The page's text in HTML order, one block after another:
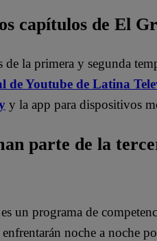
capítulos de El
de la primera y segunda
de Youtube de Latina
y la app para dispositivos
parte de la
es un programa de
noche a noche